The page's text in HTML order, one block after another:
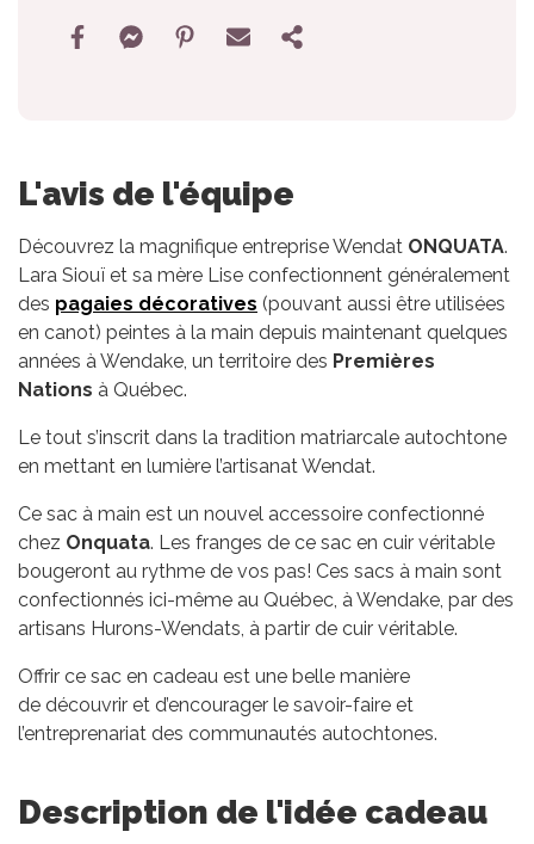
L'avis de l'équipe
Découvrez la magnifique entreprise Wendat ONQUATA.
Lara Siouï et sa mère Lise confectionnent généralement
des pagaies décoratives (pouvant aussi être utilisées
en canot) peintes à la main depuis maintenant quelques
années à Wendake, un territoire des Premières
Nations à Québec.
Le tout s’inscrit dans la tradition matriarcale autochtone
en mettant en lumière l’artisanat Wendat.
Ce sac à main est un nouvel accessoire confectionné
chez Onquata. Les franges de ce sac en cuir véritable
bougeront au rythme de vos pas! Ces sacs à main sont
confectionnés ici-même au Québec, à Wendake, par des
artisans Hurons-Wendats, à partir de cuir véritable.
Offrir ce sac en cadeau est une belle manière
de découvrir et d’encourager le savoir-faire et
l’entreprenariat des communautés autochtones.
Description de l'idée cadeau